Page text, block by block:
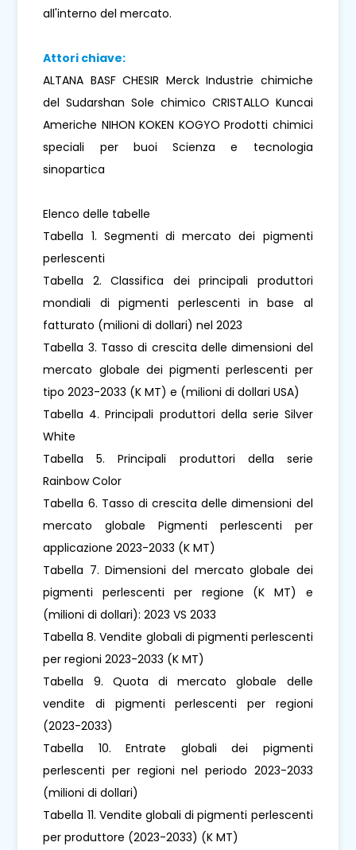
all'interno del mercato.
Attori chiave:
ALTANA BASF CHESIR Merck Industrie chimiche
del Sudarshan Sole chimico CRISTALLO Kuncai
Americhe NIHON KOKEN KOGYO Prodotti chimici
speciali per buoi Scienza e tecnologia
sinopartica
Elenco delle tabelle
Tabella 1. Segmenti di mercato dei pigmenti
perlescenti
Tabella 2. Classifica dei principali produttori
mondiali di pigmenti perlescenti in base al
fatturato (milioni di dollari) nel 2023
Tabella 3. Tasso di crescita delle dimensioni del
mercato globale dei pigmenti perlescenti per
tipo 2023-2033 (K MT) e (milioni di dollari USA)
Tabella 4. Principali produttori della serie Silver
White
Tabella 5. Principali produttori della serie
Rainbow Color
Tabella 6. Tasso di crescita delle dimensioni del
mercato globale Pigmenti perlescenti per
applicazione 2023-2033 (K MT)
Tabella 7. Dimensioni del mercato globale dei
pigmenti perlescenti per regione (K MT) e
(milioni di dollari): 2023 VS 2033
Tabella 8. Vendite globali di pigmenti perlescenti
per regioni 2023-2033 (K MT)
Tabella 9. Quota di mercato globale delle
vendite di pigmenti perlescenti per regioni
(2023-2033)
Tabella 10. Entrate globali dei pigmenti
perlescenti per regioni nel periodo 2023-2033
(milioni di dollari)
Tabella 11. Vendite globali di pigmenti perlescenti
per produttore (2023-2033) (K MT)